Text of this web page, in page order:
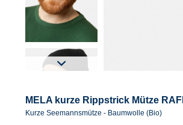
MELA kurze Rippstrick Mütze
Kurze Seemannsmütze - Baumwolle (Bio)